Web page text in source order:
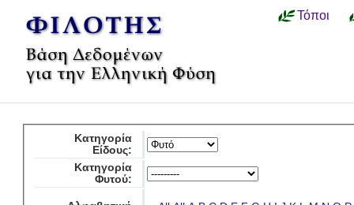
Τόποι
Κατηγορία
Είδους:
Κατηγορία
Φυτού: